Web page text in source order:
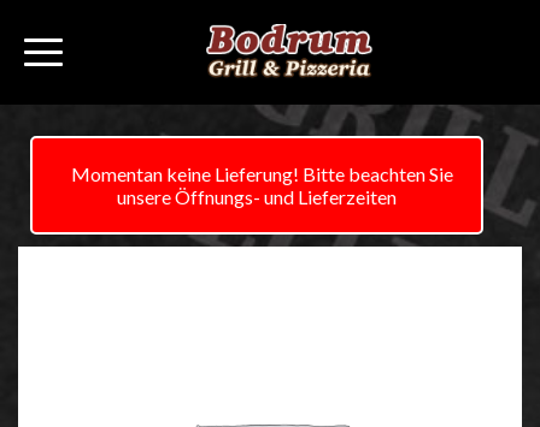
Momentan keine Lieferung! Bitte beachten Sie
unsere Öffnungs- und Lieferzeiten